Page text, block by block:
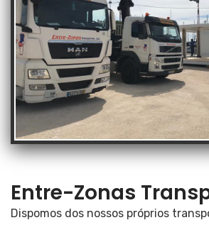
Entre-Zonas
Dispomos dos nossos próprios